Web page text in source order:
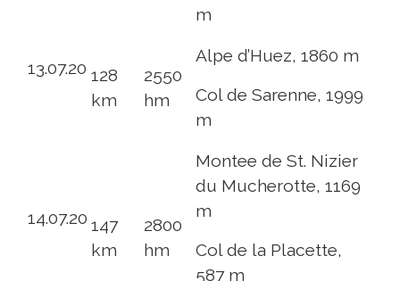
m
13.07.20 128
km
2550
hm
Alpe d’Huez, 1860 m
Col de Sarenne, 1999
m
14.07.20 147
km
2800
hm
Montee de St. Nizier
du Mucherotte, 1169
m
Col de la Placette,
587 m